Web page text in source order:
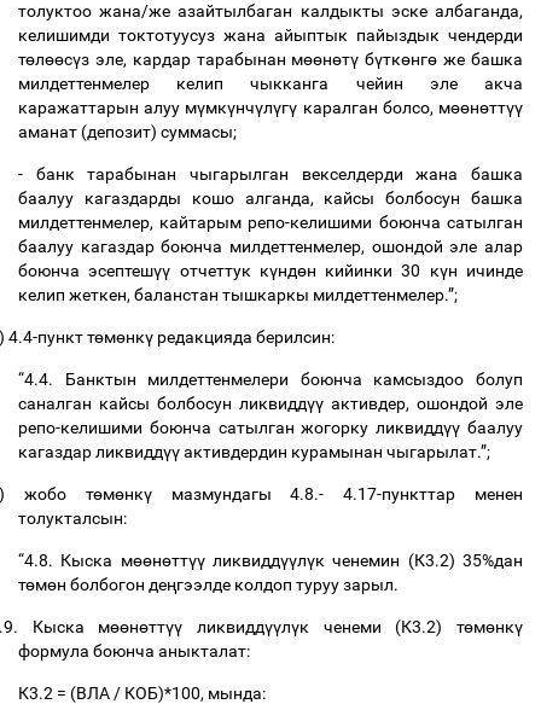
толуктоо жана/же азайтылбаган калдыкты эске албаганда,
келишимди токтотуусуз жана айыптык пайыздык чендерди
төлөөсүз эле, кардар тарабынан мөөнөтү бүткөнгө же башка
милдеттенмелер
келип чыкканга чейин эле
акча
каражаттарын алуу мүмкүнчүлүгү каралган болсо, мөөнөттүү
аманат (депозит) суммасы;
- банк тарабынан чыгарылган векселдерди жана
башка
баалуу
кагаздарды кошо алганда, кайсы болбосун
башка
милдеттенмелер, кайтарым репо-келишими боюнча сатылган
баалуу кагаздар боюнча милдеттенмелер, ошондой эле алар
боюнча эсептешүү отчеттук күндөн кийинки 30 күн ичинде
келип жеткен, баланстан тышкаркы милдеттенмелер.”;
4.4-пункттөмөнкү редакцияда берилсин:
“4.4. Банктын милдеттенмелери боюнча камсыздоо
болуп
саналган кайсы болбосун ликвиддүү активдер, ошондой эле
репо-келишими боюнча сатылган жогорку ликвиддүү баалуу
кагаздарликвиддүүактивдердин курамынан чыгарылат.”;
жобо төмөнкү мазмундагы 4.8.- 4.17-пункттар
менен
толукталсын:
“4.8. Кыска мөөнөттүү ликвиддүүлүк ченемин (К3.2) 35%дан
төмөн болбогон деңгээлде колдоп туруузарыл.
Кыска мөөнөттүү ликвиддүүлүк ченеми (К3.2)төмөнкү
формула боюнча аныкталат:
К3.2 = (ВЛА / КОБ)*100, мында: